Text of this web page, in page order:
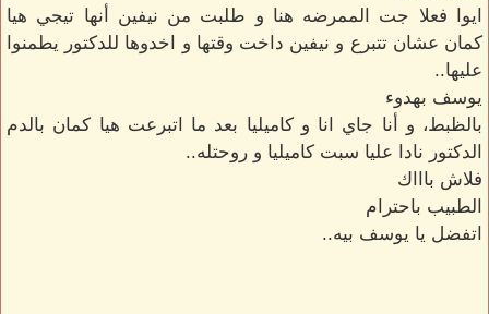
ايوا فعلا جت الممرضه هنا و طلبت من نيفين أنها تيجي هيا
كمان عشان تتبرع و نيفين داخت وقتها و اخدوها للدكتور يطمنوا
عليها..
يوسف بهدوء
بالظبط، و أنا جاي انا و كاميليا بعد ما اتبرعت هيا كمان بالدم
الدكتور نادا عليا سبت كاميليا و روحتله..
فلاش باااك
الطبيب باحترام
اتفضل يا يوسف بيه..